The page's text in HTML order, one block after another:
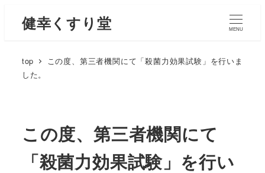
健幸くすり堂 MENU
top
この度、第三者機関にて「殺菌力効果試験」を行いま
した。
この度、第三者機関にて
「殺菌力効果試験」を行い